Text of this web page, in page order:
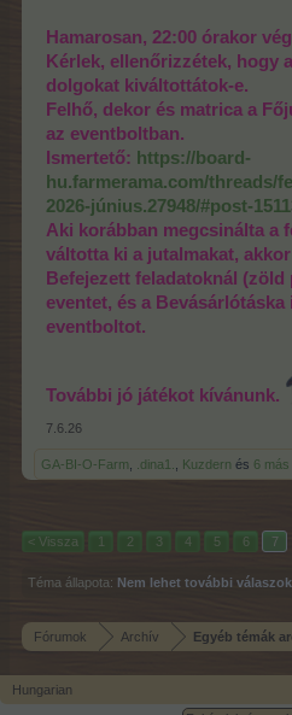
Hamarosan, 22:00 órakor
Kérlek, ellenőrizzétek, hogy
dolgokat kiváltottátok-e.
Felhő, dekor és matrica a
az eventboltban.
Ismertető: https://board-
hu.farmerama.com/threads/
2026-június.27948/#post-
Aki korábban megcsinálta a
váltotta ki a jutalmakat,
Befejezett feladatoknál (zöld
eventet, és a
eventboltot.
További jó játékot kívánunk.
7.6.26
GA-BI-O-Farm .dina1. Kuzdern és 6 más
< Vissza 1 2 3 4 5 6 7
Téma állapota: Nem lehet további
Fórumok Archív Egyéb témák
Hungarian